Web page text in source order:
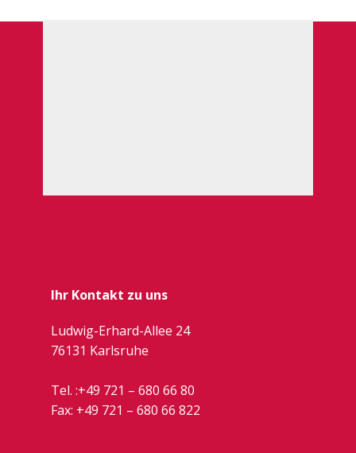
Ihr Kontakt zu uns
Ludwig-Erhard-Allee 24
76131 Karlsruhe
Tel. :+49 721 – 680 66 80
Fax: +49 721 – 680 66 822